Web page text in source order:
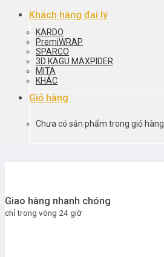
Khách hàng đại lý
KARDO
PremiWRAP
SPARCO
3D KAGU MAXPIDER
MITA
KHÁC
Giỏ hàng
Chưa có sản phẩm trong giỏ hàng.
Giao hàng nhanh chóng
chỉ trong vòng 24 giờ